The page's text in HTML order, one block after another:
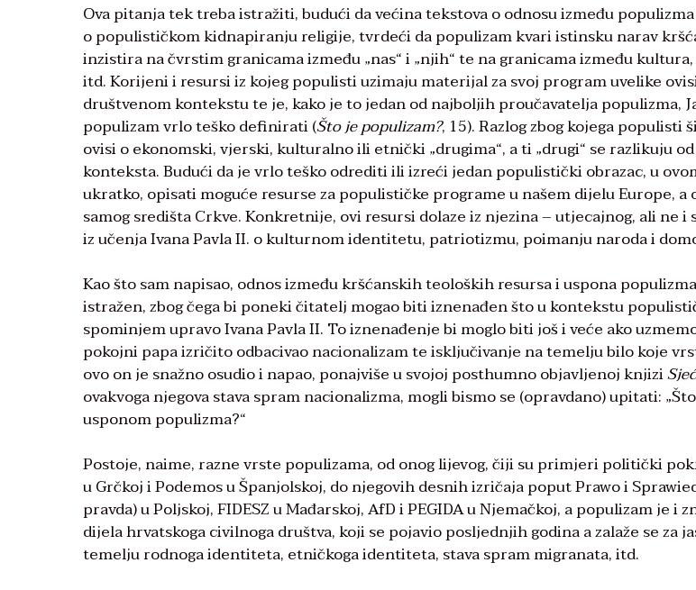
Ova pitanja tek treba istražiti, budući da većina tekstova o odnosu između
o populističkom kidnapiranju religije, tvrdeći da populizam kvari istinsku narav
inzistira na čvrstim granicama između „nas“ i „njih“ te na granicama između
itd. Korijeni i resursi iz kojeg populisti uzimaju materijal za svoj program uvelike
društvenom kontekstu te je, kako je to jedan od najboljih proučavatelja populizma,
populizam vrlo teško definirati (Što je populizam?, 15). Razlog zbog kojega populisti
ovisi o ekonomski, vjerski, kulturalno ili etnički „drugima“, a ti „drugi“ se razlikuju
konteksta. Budući da je vrlo teško odrediti ili izreći jedan populistički obrazac, u
ukratko, opisati moguće resurse za populističke programe u našem dijelu Europe, a
samog središta Crkve. Konkretnije, ovi resursi dolaze iz njezina – utjecajnog, ali ne i
iz učenja Ivana Pavla II. o kulturnom identitetu, patriotizmu, poimanju naroda i
Kao što sam napisao, odnos između kršćanskih teoloških resursa i uspona
istražen, zbog čega bi poneki čitatelj mogao biti iznenađen što u kontekstu
spominjem upravo Ivana Pavla II. To iznenađenje bi moglo biti još i veće ako
pokojni papa izričito odbacivao nacionalizam te isključivanje na temelju bilo koje
ovo on je snažno osudio i napao, ponajviše u svojoj posthumno objavljenoj knjizi
ovakvoga njegova stava spram nacionalizma, mogli bismo se (opravdano) upitati:
usponom populizma?“
Postoje, naime, razne vrste populizama, od onog lijevog, čiji su primjeri politički
u Grčkoj i Podemos u Španjolskoj, do njegovih desnih izričaja poput Prawo i
pravda) u Poljskoj, FIDESZ u Mađarskoj, AfD i PEGIDA u Njemačkoj, a populizam je i
dijela hrvatskoga civilnoga društva, koji se pojavio posljednjih godina a zalaže se za
temelju rodnoga identiteta, etničkoga identiteta, stava spram migranata, itd.